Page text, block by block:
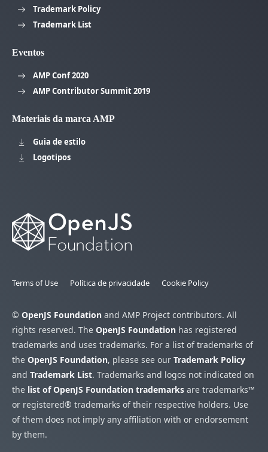
Trademark Policy
Trademark List
Eventos
AMP Conf 2020
AMP Contributor Summit 2019
Materiais da marca AMP
Guia de estilo
Logotipos
Terms of Use Política de privacidade Cookie Policy
© OpenJS Foundation and AMP Project contributors. All
rights reserved. The OpenJS Foundation has registered
trademarks and uses trademarks. For a list of trademarks of
the OpenJS Foundation, please see our Trademark Policy
and Trademark List. Trademarks and logos not indicated on
the list of OpenJS Foundation trademarks are trademarks™
or registered® trademarks of their respective holders. Use
of them does not imply any affiliation with or endorsement
by them.